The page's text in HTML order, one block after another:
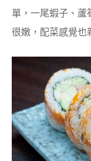
單，一尾蝦子、
很嫩，配菜感覺也